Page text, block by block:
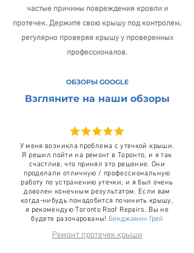
частые причины повреждения кровли и
протечек. Держите свою крышу под контролем,
регулярно проверяя крышу у проверенных
профессионалов.
ОБЗОРЫ GOOGLE
Взгляните на наши обзоры
У меня возникла проблема с утечкой крыши.
Я решил пойти на ремонт в Торонто, и я так
счастлив, что принял это решение. Они
проделали отличную / профессиональную
работу по устранению утечки, и я был очень
доволен конечным результатом. Если вам
когда-нибудь понадобится починить крышу,
я рекомендую Toronto Roof Repairs. Вы не
будете разочарованы! Бенджамин Грей
Ремонт протечек крыши